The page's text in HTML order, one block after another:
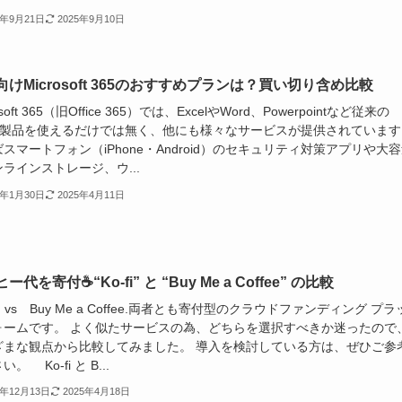
9月21日 2025年9月10日
けMicrosoft 365のおすすめプランは？買い切り含め比較
365（旧Office 365）では、ExcelやWord、Powerpointなど従来の
品を使えるだけでは無く、他にも様々なサービスが提供されていま
スマートフォン（iPhone・Android）のセキュリティ対策アプリや大
ラインストレージ、ウ...
1月30日 2025年4月11日
ー代を寄付☕“Ko-fi” と “Buy Me a Coffee” の比較
Buy Me a Coffee.両者とも寄付型のクラウドファンディング プラ
ームです。 よく似たサービスの為、どちらを選択すべきか迷ったので
まな観点から比較してみました。 導入を検討している方は、ぜひご参
い。 Ko-fi と B...
12月13日 2025年4月18日